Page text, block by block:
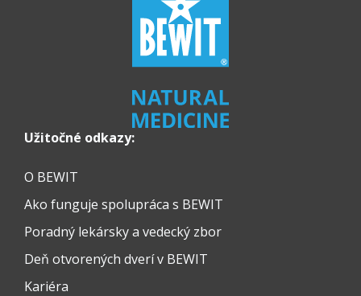
Užitočné odkazy:
O BEWIT
Ako funguje spolupráca s BEWIT
Poradný lekársky a vedecký zbor
Deň otvorených dverí v BEWIT
Kariéra